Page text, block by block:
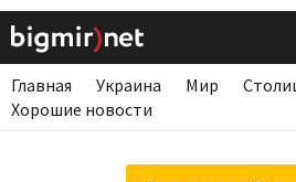
Главная Украина Мир
Хорошие новости